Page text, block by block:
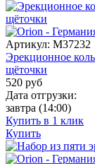
Артикул: M37232
Эрекционное
щёточки
520 руб
Дата отгрузки:
завтра (14:00)
Купить в 1 клик
Купить